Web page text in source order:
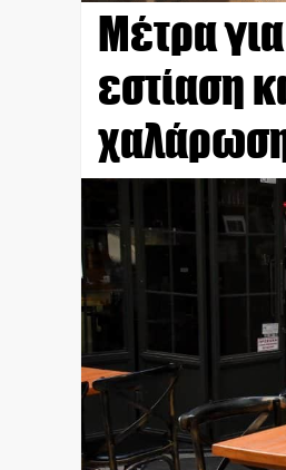
Μέτρα
εστίαση